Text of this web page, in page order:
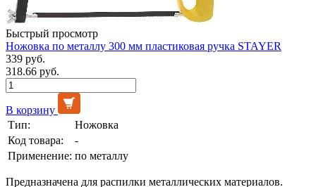
Быстрый просмотр
Ножовка по металлу 300 мм пластиковая ручка STAYER
339 руб.
318.66 руб.
В корзину
Тип:
Ножовка
Код товара:
-
Применение: по металлу
Предназначена для распилки металлических материалов.